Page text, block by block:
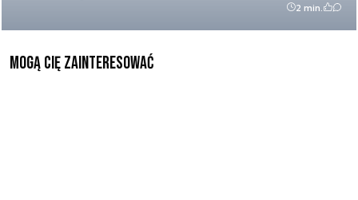
2 min.
Mogą Cię zainteresować